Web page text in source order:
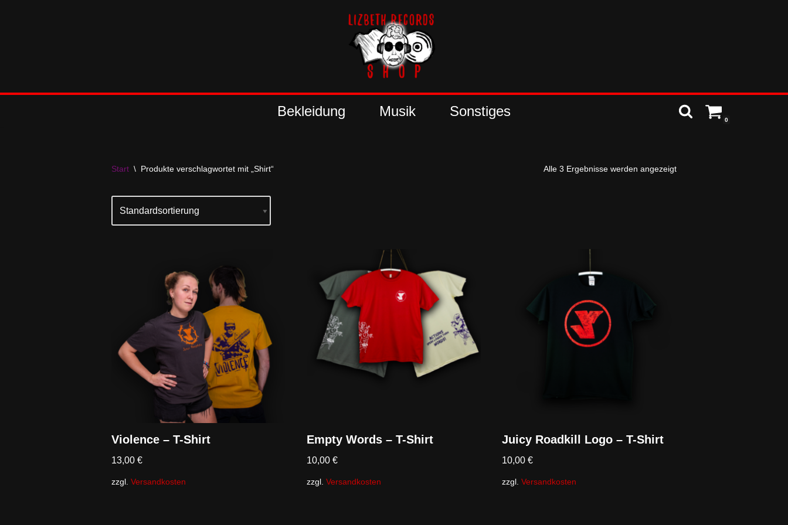
Bekleidung Musik Sonstiges
0
Start \ Produkte verschlagwortet mit „Shirt“ Alle 3 Ergebnisse werden angezeigt
Violence – T-Shirt
13,00 €
zzgl. Versandkosten
Empty Words – T-Shirt
10,00 €
zzgl. Versandkosten
Juicy Roadkill Logo – T-Shirt
10,00€
zzgl.Versandkosten